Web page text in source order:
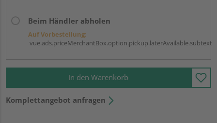
Beim Händler abholen
Auf Vorbestellung:
vue.ads.priceMerchantBox.option.pickup.laterAvailable.subtext
In den Warenkorb
Komplettangebot anfragen